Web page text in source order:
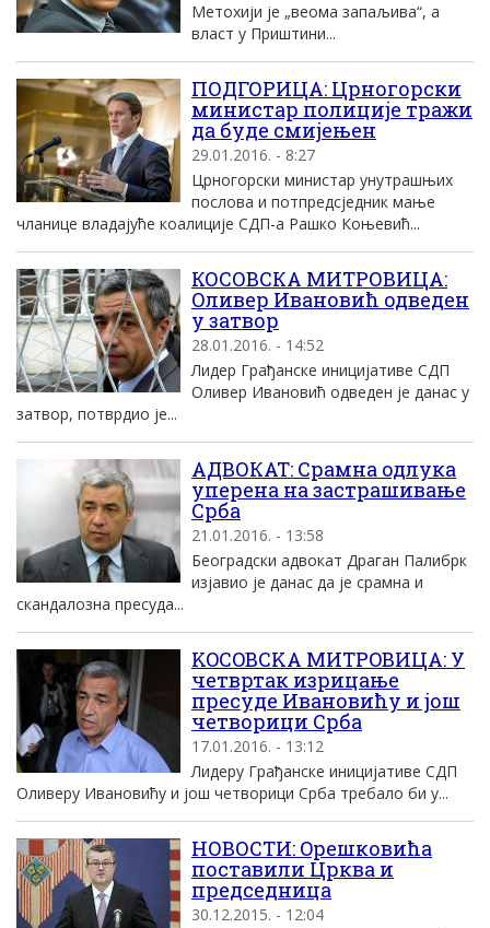
Метохији је „веома запаљива“, а
власт у Приштини...
ПОДГОРИЦА: Црногорски
министар полиције тражи
да буде смијењен
29.01.2016. - 8:27
Црногорски министар унутрашњих
послова и потпредсједник мање
чланице владајуће коалиције СДП-а Рашко Коњевић...
КОСОВСКА МИТРОВИЦА:
Оливер Ивановић одведен
у затвор
28.01.2016. - 14:52
Лидер Грађанске иницијативе СДП
Оливер Ивановић одведен је данас у
затвор, потврдио је...
AДВОКАТ: Срамна одлука
уперена на застрашивање
Срба
21.01.2016. - 13:58
Београдски адвокат Драган Палибрк
изjавио jе данас да jе срамна и
скандалозна пресуда...
KOСOВСKA MИTРOВИЦA: У
четвртак изрицање
пресуде Ивановићу и jош
четворици Срба
17.01.2016. - 13:12
Лидеру Грађанске инициjативе СДП
Oливеру Ивановићу и jош четворици Срба требало би у...
НОВОСТИ: Oрешковића
поставили Црква и
председница
30.12.2015. - 12:04